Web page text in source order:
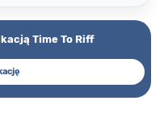
Time To Riff